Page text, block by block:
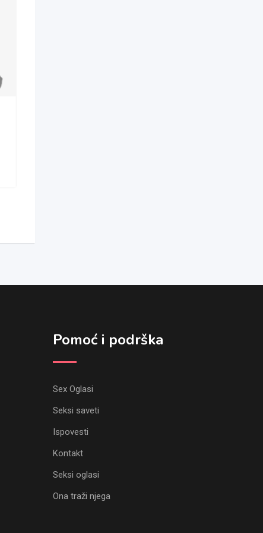
Pomoć i podrška
Sex Oglasi
Seksi saveti
Ispovesti
Kontakt
Seksi oglasi
Ona traži njega